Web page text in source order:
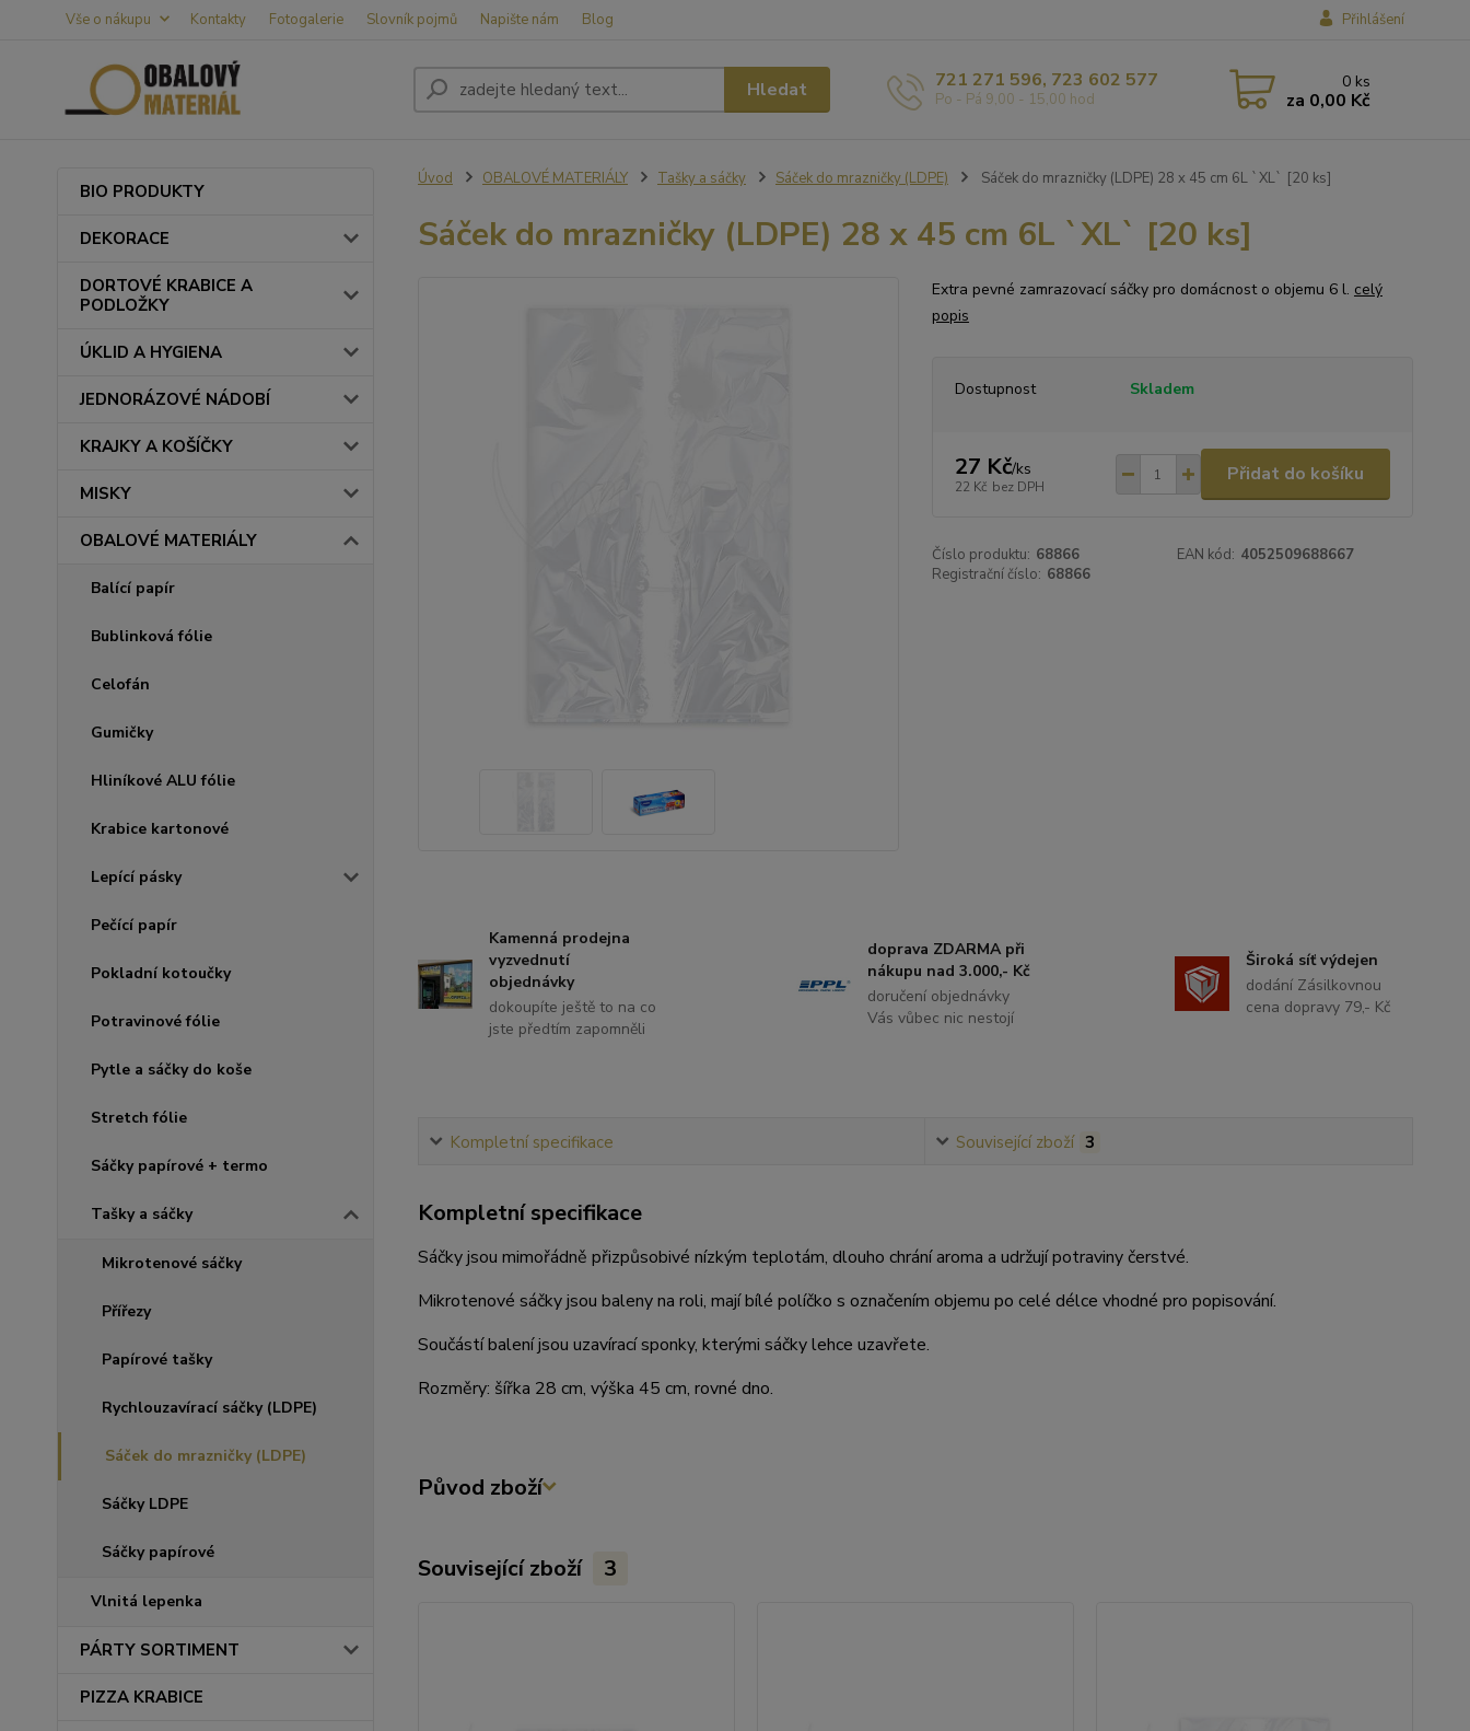
Vše o nákupu Kontakty Fotogalerie Slovník pojmů Napište nám Blog Přihlášení
Hledat 721 271 596, 723 602 577
Po - Pá 9,00 - 15,00 hod
0 ks
za 0,00 Kč
BIO PRODUKTY
DEKORACE
DORTOVÉ KRABICE A
PODLOŽKY
ÚKLID A HYGIENA
JEDNORÁZOVÉ NÁDOBÍ
KRAJKY A KOŠÍČKY
MISKY
OBALOVÉ MATERIÁLY
Balící papír
Bublinková fólie
Celofán
Gumičky
Hliníkové ALU fólie
Krabice kartonové
Lepící pásky
Pečící papír
Pokladní kotoučky
Potravinové fólie
Pytle a sáčky do koše
Stretch fólie
Sáčky papírové + termo
Tašky a sáčky
Mikrotenové sáčky
Přířezy
Papírové tašky
Rychlouzavírací sáčky (LDPE)
Sáček do mrazničky (LDPE)
Sáčky LDPE
Sáčky papírové
Vlnitá lepenka
PÁRTY SORTIMENT
PIZZA KRABICE
Úvod OBALOVÉ MATERIÁLY Tašky a sáčky Sáček do mrazničky (LDPE) Sáček do mrazničky (LDPE) 28 x 45 cm 6L `XL` [20 ks]
Sáček do mrazničky (LDPE) 28 x 45 cm 6L `XL` [20 ks]
Extra pevné zamrazovací sáčky pro domácnost o objemu 6 l. celý
popis
Dostupnost Skladem
27 Kč/ks
22 Kč bez DPH
Přidat do košíku
Číslo produktu: 68866 EAN kód: 4052509688667
Registrační číslo: 68866
Kamenná prodejna
vyzvednutí
objednávky
dokoupíte ještě to na co
jste předtím zapomněli
doprava ZDARMA při
nákupu nad 3.000,- Kč
doručení objednávky
Vás vůbec nic nestojí
Široká síť výdejen
dodání Zásilkovnou
cena dopravy 79,- Kč
Kompletní specifikace Související zboží 3
Kompletní specifikace
Sáčky jsou mimořádně přizpůsobivé nízkým teplotám, dlouho chrání aroma a udržují potraviny čerstvé.
Mikrotenové sáčky jsou baleny na roli, mají bílé políčko s označením objemu po celé délce vhodné pro popisování.
Součástí balení jsou uzavírací sponky, kterými sáčky lehce uzavřete.
Rozměry: šířka 28 cm, výška 45 cm, rovné dno.
Původ zboží
Související zboží 3